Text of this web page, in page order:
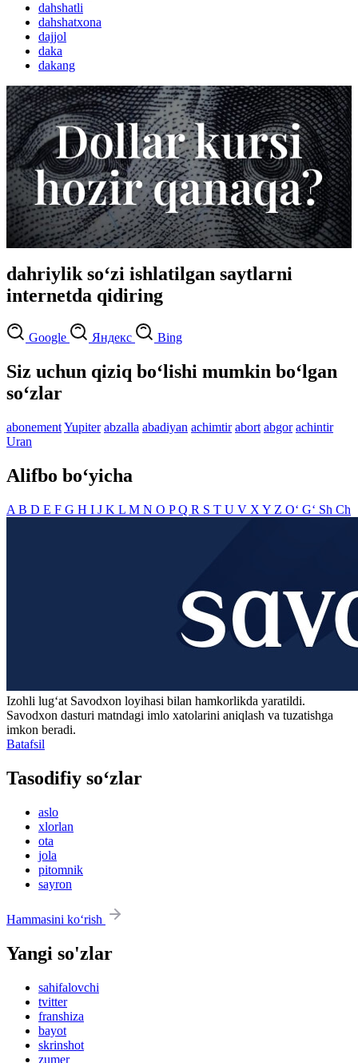
dahshatli
dahshatxona
dajjol
daka
dakang
dahriylik so‘zi ishlatilgan saytlarni
internetda qidiring
Google Яндекс Bing
Siz uchun qiziq bo‘lishi mumkin bo‘lgan
so‘zlar
abonementYupiter abzalla abadiyan achimtir abort abgor achintir
Uran
Alifbo bo‘yicha
A B D E F G H I J K L M N O PQ R S T U V X Y Z O‘ G‘ Sh Ch
Izohli lugʻat Savodxon loyihasi bilan hamkorlikda yaratildi.
Savodxon dasturi matndagi imlo xatolarini aniqlash va tuzatishga
imkon beradi.
Batafsil
Tasodifiy so‘zlar
aslo
xlorlan
ota
jola
pitomnik
sayron
Hammasini ko‘rish
Yangi so'zlar
sahifalovchi
tvitter
franshiza
bayot
skrinshot
zumer